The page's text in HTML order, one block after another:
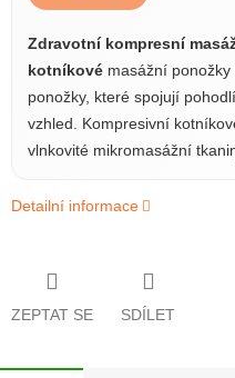
Zdravotní kompresní
kotníkové masážní
ponožky, které spojují
vzhled. Kompresivní
vlnkovité mikromasážní
Detailní informace
ZEPTAT SE SDÍLET